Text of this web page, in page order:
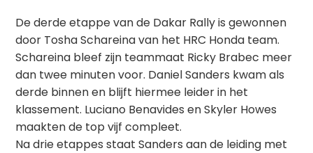
De derde etappe van de Dakar Rally is gewonnen
door Tosha Schareina van het HRC Honda team.
Schareina bleef zijn teammaat Ricky Brabec meer
dan twee minuten voor. Daniel Sanders kwam als
derde binnen en blijft hiermee leider in het
klassement. Luciano Benavides en Skyler Howes
maakten de top vijf compleet.
Na drie etappes staat Sanders aan de leiding met